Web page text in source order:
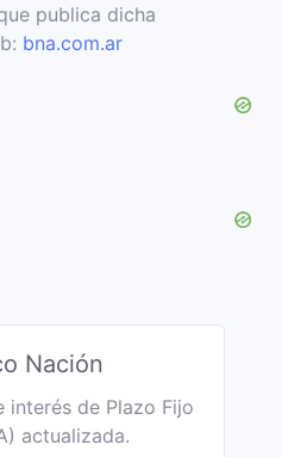
publica dicha
bna.com.ar
Nación
interés de Plazo Fijo
actualizada.